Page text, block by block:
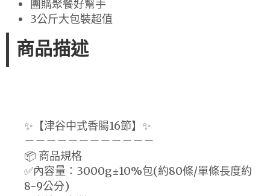
團購聚餐好幫手
3公斤大包裝超值
商品描述
✨【津谷中式香腸16節】✨
－－－－－－－－－－－－
📦 商品規格
✅內容量：3000g±10%包(約80條/單條長度約
8-9公分)